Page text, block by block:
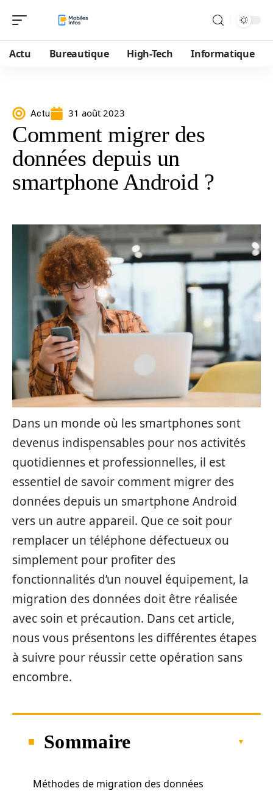
Actu Bureautique High-Tech Informatique
Actu 31 août 2023
Comment migrer des
données depuis un
smartphone Android ?
Dans un monde où les smartphones sont
devenus indispensables pour nos activités
quotidiennes et professionnelles, il est
essentiel de savoir comment migrer des
données depuis un smartphone Android
vers un autre appareil. Que ce soit pour
remplacer un téléphone défectueux ou
simplement pour profiter des
fonctionnalités d’un nouvel équipement, la
migration des données doit être réalisée
avec soin et précaution. Dans cet article,
nous vous présentons les différentes étapes
à suivre pour réussir cette opération sans
encombre.
Sommaire
Méthodes de migration des données